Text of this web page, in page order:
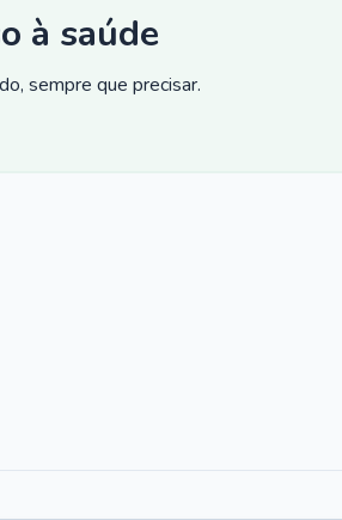
à saúde
sempre que precisar.